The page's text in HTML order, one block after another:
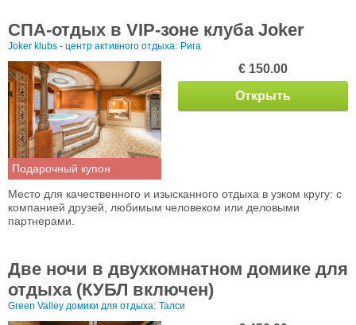
СПА-отдых в VIP-зоне клуба Joker
Joker klubs - центр активного отдыха: Рига
Подарочный купон
€ 150.00
Открыть
Место для качественного и изысканного отдыха в узком кругу: с
компанией друзей, любимым человеком или деловыми
партнерами.
Две ночи в двухкомнатном домике для
отдыха (КУБЛ включен)
Green Valley домики для отдыха: Талси